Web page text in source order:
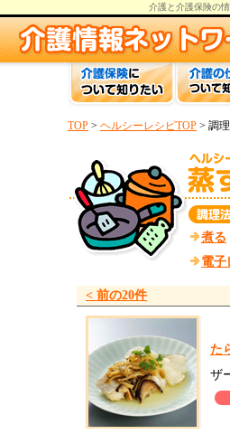
介護と介護保険の
TOP > ヘルシーレシピTOP > 調
煮る
電子
< 前の20件
た
ザ